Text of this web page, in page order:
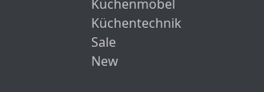
Küchenmöbel
Küchentechnik
Sale
New